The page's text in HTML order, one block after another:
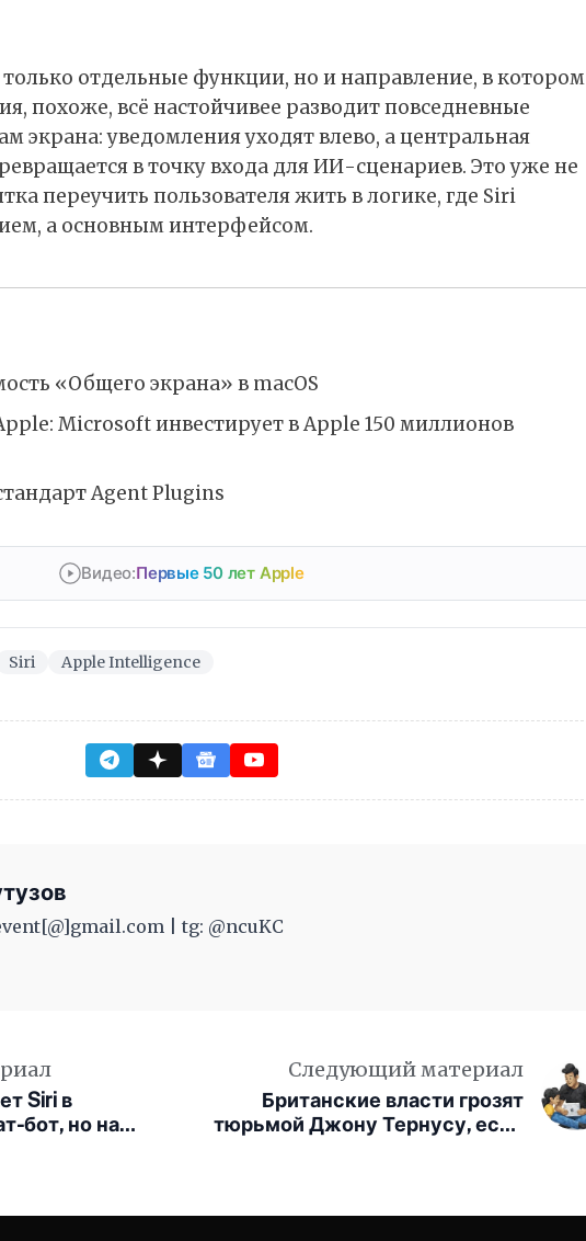
отдельные функции, но и направление, в котором
похоже, всё настойчивее разводит повседневные
экрана: уведомления уходят влево, а центральная
в точку входа для ИИ-сценариев. Это уже не
переучить пользователя жить в логике, где Siri
а основным интерфейсом.
«Общего экрана» в macOS
Microsoft инвестирует в Apple 150 миллионов
Agent Plugins
Видео:Первые 50 лет Apple
Siri Apple Intelligence
| tg: @ncuKC
Siri в
бот, но на
Следующий материал
Британские власти грозят
тюрьмой Джону Тернусу, если